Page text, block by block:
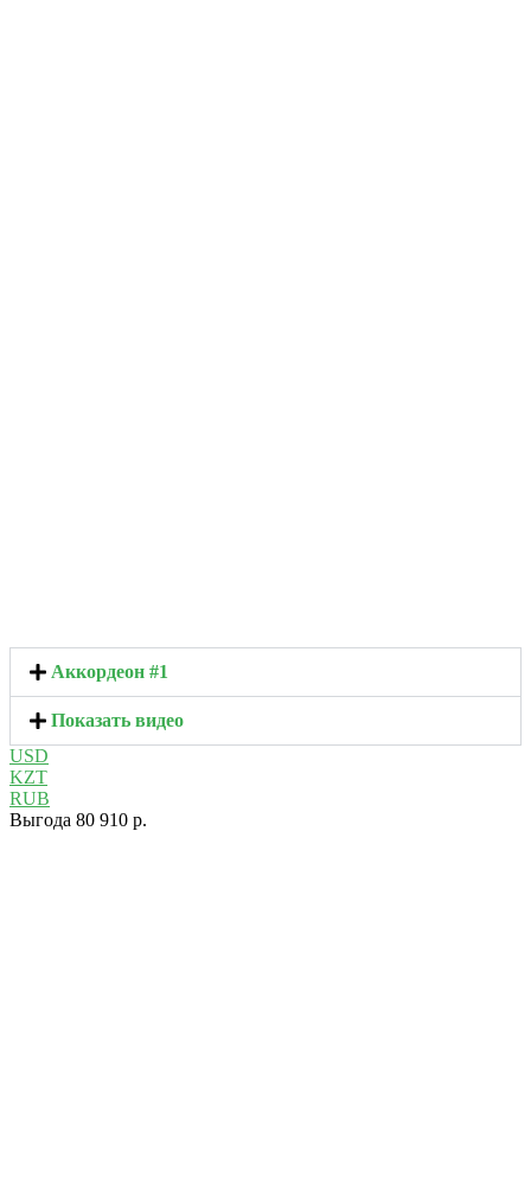
Аккордеон #1
Показать видео
USD
KZT
RUB
Выгода 80 910 р.